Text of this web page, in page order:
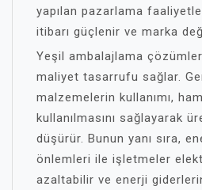
yapılan pazarlama
itibarı güçlenir ve marka
Yeşil ambalajlama
maliyet tasarrufu sağlar.
malzemelerin kullanımı,
kullanılmasını sağlayarak
düşürür. Bunun yanı sıra,
önlemleri ile işletmeler
azaltabilir ve enerji